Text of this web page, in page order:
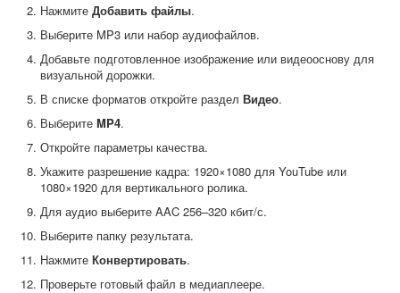
Нажмите Добавить файлы.
Выберите MP3 или набор аудиофайлов.
Добавьте подготовленное изображение или видеооснову для
визуальной дорожки.
В списке форматов откройте раздел Видео.
Выберите MP4.
Откройте параметры качества.
Укажите разрешение кадра: 1920×1080 для YouTube или
1080×1920 для вертикального ролика.
Для аудио выберите AAC 256–320 кбит/с.
Выберите папку результата.
Нажмите Конвертировать.
Проверьте готовый файл в медиаплеере.